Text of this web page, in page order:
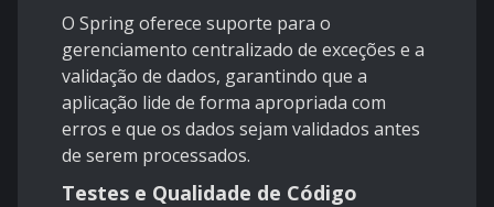
O Spring oferece suporte para o
gerenciamento centralizado de exceções e a
validação de dados, garantindo que a
aplicação lide de forma apropriada com
erros e que os dados sejam validados antes
de serem processados.
Testes e Qualidade de Código